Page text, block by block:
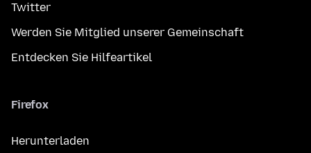
Twitter
Werden Sie Mitglied unserer Gemeinschaft
Entdecken Sie Hilfeartikel
Firefox
Herunterladen